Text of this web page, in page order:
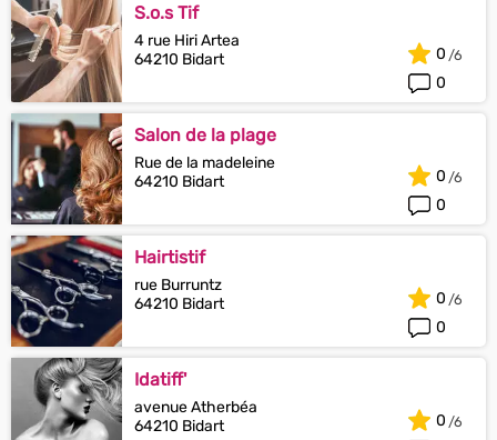
S.o.s Tif
4 rue Hiri Artea
64210 Bidart
0
0
Salon de la plage
Rue de la madeleine
64210 Bidart
0
0
Hairtistif
rue Burruntz
64210 Bidart
0
0
Idatiff'
avenue Atherbéa
64210 Bidart
0